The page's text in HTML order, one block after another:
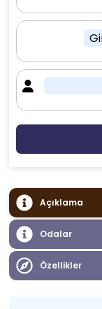
Açıklama
Odalar
Özellikler